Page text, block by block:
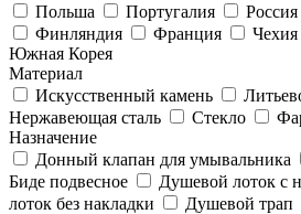
Польша
Португалия Россия
Финляндия
Франция Чехия
Южная Корея
Материал
Искусственный камень
Нержавеющая сталь
Стекло
Назначение
Донный клапан для умывальника
Биде подвесное
Душевой лоток с
лоток без накладки
Душевой трап